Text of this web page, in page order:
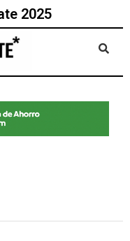
2025